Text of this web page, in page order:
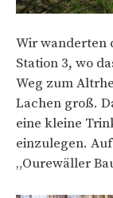
Wir wanderten
Station 3, wo
Weg zum
Lachen groß.
eine kleine
einzulegen.
„Ourewäller